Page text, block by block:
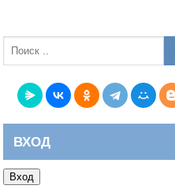
ВХОД
Вход